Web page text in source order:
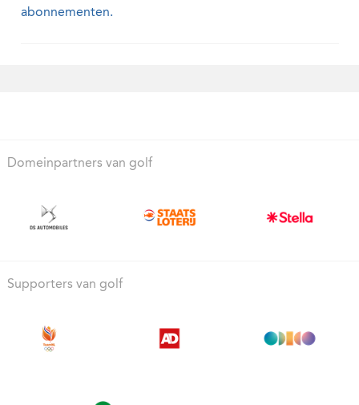
abonnementen.
Domeinpartners van golf
Supporters van golf